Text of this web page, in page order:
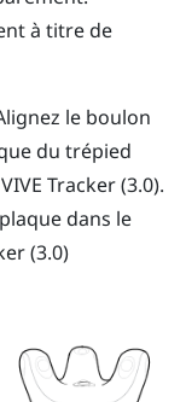
à titre de
le boulon
du trépied
VIVE Tracker (3.0).
dans le
(3.0)